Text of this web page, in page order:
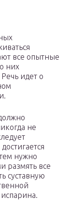
все опытные
них
идет о
не
нужно
размять все
суставную